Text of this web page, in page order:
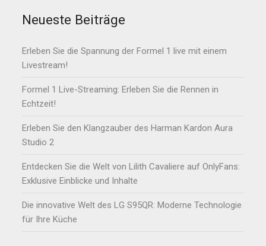
Neueste Beiträge
Erleben Sie die Spannung der Formel 1 live mit einem
Livestream!
Formel 1 Live-Streaming: Erleben Sie die Rennen in
Echtzeit!
Erleben Sie den Klangzauber des Harman Kardon Aura
Studio 2
Entdecken Sie die Welt von Lilith Cavaliere auf OnlyFans:
Exklusive Einblicke und Inhalte
Die innovative Welt des LG S95QR: Moderne Technologie
für Ihre Küche